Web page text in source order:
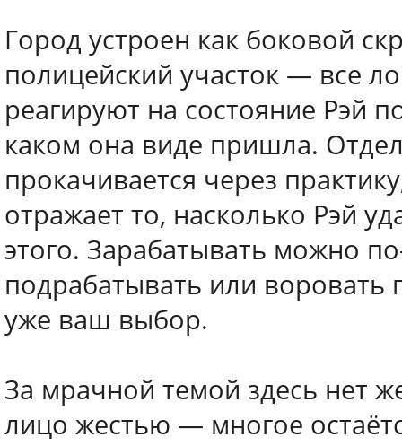
Город устроен как боковой
полицейский участок — все
реагируют на состояние Рэй
каком она виде пришла.
прокачивается через
отражает то, насколько Рэй
этого. Зарабатывать можно
подрабатывать или
уже ваш выбор.
За мрачной темой здесь нет
лицо жестью — многое